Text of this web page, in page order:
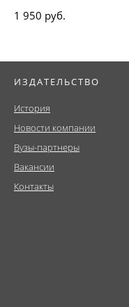
1 950 руб.
ИЗДАТЕЛЬСТВО
История
Новости компании
Вузы-партнеры
Вакансии
Контакты